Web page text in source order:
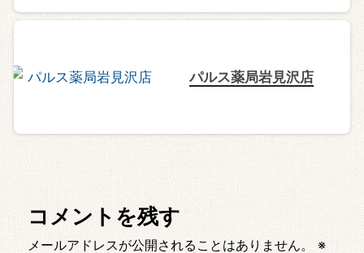
パルス薬局岩見沢店
コメントを残す
メールアドレスが公開されることはありません。
※